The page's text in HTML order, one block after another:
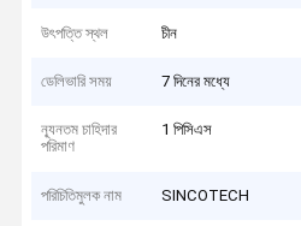
উৎপত্তি স্থল চীন
ডেলিভারি সময় 7 দিনের মধ্যে
ন্যূনতম চাহিদার
পরিমাণ
1 পিসিএস
পরিচিতিমুলক নাম SINCOTECH